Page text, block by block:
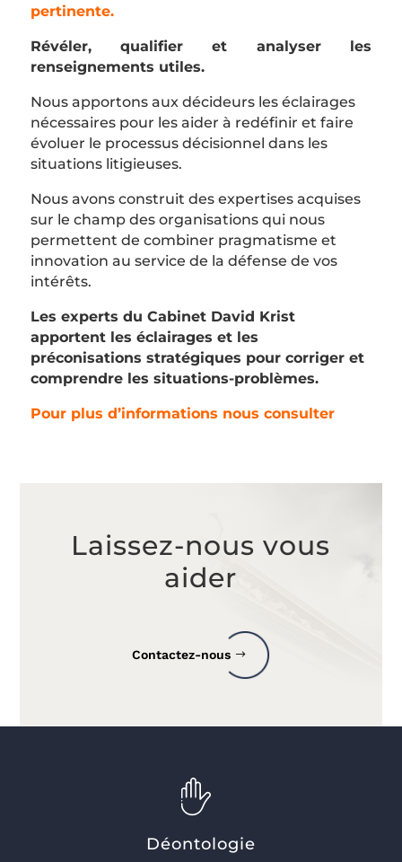
pertinente.
Révéler, qualifier et analyser les
renseignements utiles.
Nous apportons aux décideurs les éclairages
nécessaires pour les aider à redéfinir et faire
évoluer le processus décisionnel dans les
situations litigieuses.
Nous avons construit des expertises acquises
sur le champ des organisations qui nous
permettent de combiner pragmatisme et
innovation au service de la défense de vos
intérêts.
Les experts du Cabinet David Krist
apportent les éclairages et les
préconisations stratégiques pour corriger et
comprendre les situations-problèmes.
Pour plus d’informations nous consulter
Laissez-nous vous
aider
Contactez-nous
Déontologie